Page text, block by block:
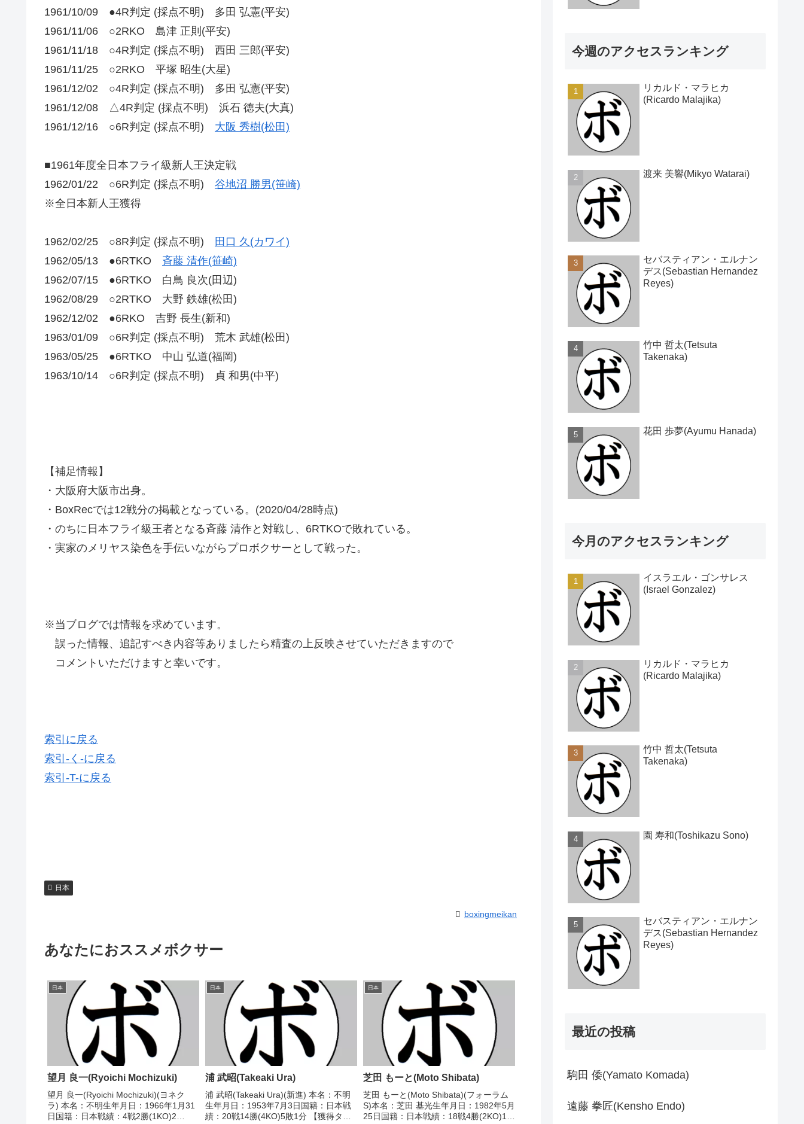
1961/10/09 ●4R判定 (採点不明) 多田 弘憲(平安)
1961/11/06 ○2RKO 島津 正則(平安)
1961/11/18 ○4R判定 (採点不明) 西田 三郎(平安)
1961/11/25 ○2RKO 平塚 昭生(大星)
1961/12/02 ○4R判定 (採点不明) 多田 弘憲(平安)
1961/12/08 △4R判定 (採点不明) 浜石 徳夫(大真)
1961/12/16 ○6R判定 (採点不明) 大阪 秀樹(松田)
■1961年度全日本フライ級新人王決定戦
1962/01/22 ○6R判定 (採点不明) 谷地沼 勝男(笹崎)
※全日本新人王獲得
1962/02/25 ○8R判定 (採点不明)
田口 久(カワイ)
1962/05/13 ●6RTKO 斉藤 清作(笹崎)
1962/07/15 ●6RTKO 白鳥 良次(田辺)
1962/08/29 ○2RTKO 大野 鉄雄(松田)
1962/12/02 ●6RKO 吉野 長生(新和)
1963/01/09 ○6R判定 (採点不明) 荒木 武雄(松田)
1963/05/25 ●6RTKO 中山 弘道(福岡)
1963/10/14 ○6R判定 (採点不明) 貞 和男(中平)
【補足情報】
・大阪府大阪市出身。
・BoxRecでは12戦分の掲載となっている。(2020/04/28時点)
・のちに日本フライ級王者となる斉藤 清作と対戦し、6RTKOで敗れている。
・実家のメリヤス染色を手伝いながらプロボクサーとして戦った。
※当ブログでは情報を求めています。
誤った情報、追記すべき内容等ありましたら精査の上反映させていただきますので
コメントいただけますと幸いです。
索引に戻る
索引-く-に戻る
索引-T-に戻る
日本
boxingmeikan
あなたにおススメボクサー
日本
望月 良一(Ryoichi Mochizuki)
望月 良一(Ryoichi Mochizuki)(ヨネク
ラ) 本名：不明生年月日：1966年1月31
日国籍：日本戦績：4戦2勝(1KO)2
日本
浦 武昭(Takeaki Ura)
浦 武昭(Takeaki Ura)(新進) 本名：不明
生年月日：1953年7月3日国籍：日本戦
績：20戦14勝(4KO)5敗1分 【獲得タイ
日本
芝田 もーと(Moto Shibata)
芝田 もーと(Moto Shibata)(フォーラム
S)本名：芝田 基光生年月日：1982年5月
25日国籍：日本戦績：18戦4勝(2KO)13
今週のアクセスランキング
リカルド・マラヒカ
(Ricardo Malajika)
渡来 美響(Mikyo Watarai)
セバスティアン・エルナン
デス(Sebastian Hernandez
Reyes)
竹中 哲太(Tetsuta
Takenaka)
花田 歩夢(Ayumu Hanada)
今月のアクセスランキング
イスラエル・ゴンサレス
(Israel Gonzalez)
リカルド・マラヒカ
(Ricardo Malajika)
竹中 哲太(Tetsuta
Takenaka)
園 寿和(Toshikazu Sono)
セバスティアン・エルナン
デス(Sebastian Hernandez
Reyes)
最近の投稿
駒田 倭(Yamato Komada)
遠藤 拳匠(Kensho Endo)